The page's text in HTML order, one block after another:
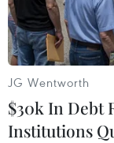
JG Wentworth
$30k In Debt
Institutions